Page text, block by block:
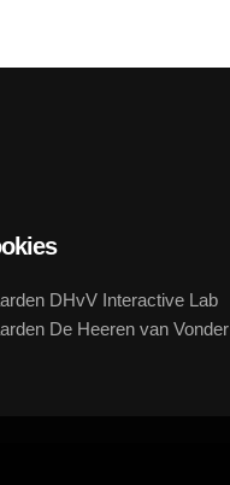
DHvV Interactive Lab
De Heeren van Vonder